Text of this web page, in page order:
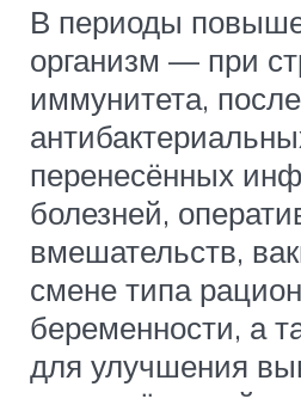
В периоды
организм — при
иммунитета,
перенесённых
болезней,
вмешательств,
смене типа
беременности, а
для улучшения